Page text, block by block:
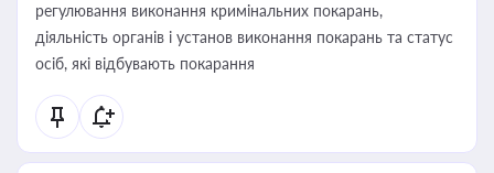
регулювання виконання кримінальних покарань,
діяльність органів і установ виконання покарань та статус
осіб, які відбувають покарання